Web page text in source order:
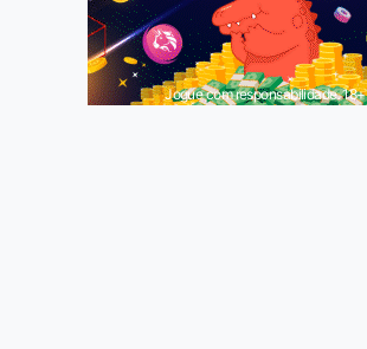
Jogue com responsabilidade. 18+